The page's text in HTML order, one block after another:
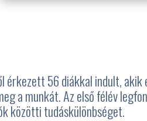
érkezett 56 diákkal indult, akik
a munkát. Az első félév
közötti tudáskülönbséget.